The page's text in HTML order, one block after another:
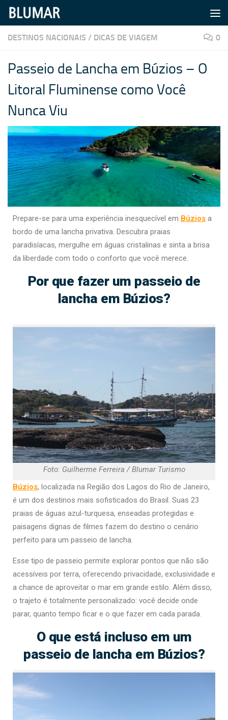
Skip to content
DESTINOS NACIONAIS / DICAS DE VIAGEM 0
Passeio de Lancha em Búzios – O
Litoral Fluminense como Você
Nunca Viu
Prepare-se para uma experiência inesquecível em Búzios a
bordo de uma lancha privativa. Descubra praias
paradisíacas, mergulhe em águas cristalinas e sinta a brisa
da liberdade com todo o conforto que você merece.
Por que fazer um passeio de
lancha em Búzios?
Foto: Guilherme Ferreira / Blumar Turismo
Búzios, localizada na Região dos Lagos do Rio de Janeiro,
é um dos destinos mais sofisticados do Brasil. Suas 23
praias de águas azul-turquesa, enseadas protegidas e
paisagens dignas de filmes fazem do destino o cenário
perfeito para um passeio de lancha.
Esse tipo de passeio permite explorar pontos que não são
acessíveis por terra, oferecendo privacidade, exclusividade e
a chance de aproveitar o mar em grande estilo. Além disso,
o trajeto é totalmente personalizado: você decide onde
parar, quanto tempo ficar e o que fazer em cada parada.
O que está incluso em um
passeio de lancha em Búzios?